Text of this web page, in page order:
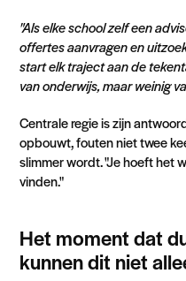
"Als elke school zelf een
offertes aanvragen en
start elk traject aan de
van onderwijs, maar weinig
Centrale regie is zijn
opbouwt, fouten niet twee
slimmer wordt. "Je hoeft het
vinden."
Het moment dat
kunnen dit niet